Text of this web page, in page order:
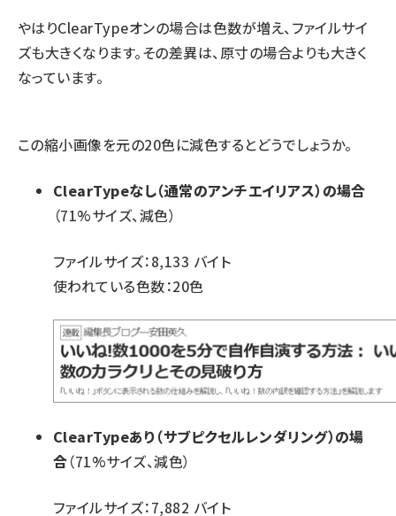
やはりClearTypeオンの場合は色数が増え、ファイルサイ
ズも大きくなります。その差異は、原寸の場合よりも大きく
なっています。
この縮小画像を元の20色に減色するとどうでしょうか。
ClearTypeなし（通常のアンチエイリアス）の場合
（71%サイズ、減色）
ファイルサイズ：8,133 バイト
使われている色数：20色
ClearTypeあり（サブピクセルレンダリング）の場
合（71%サイズ、減色）
ファイルサイズ：7,882 バイト